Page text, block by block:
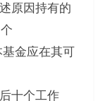
原因持有的
金应在其可
十个工作